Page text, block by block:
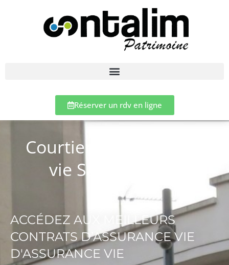
Réserver un rdv en ligne
Courtier en assurance
vie Saint-Mandé
ACCÉDEZ AUX MEILLEURS
CONTRATS D’ASSURANCE VIE
D'ASSURANCE VIE